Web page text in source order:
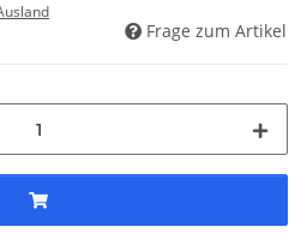
Frage zum Artikel